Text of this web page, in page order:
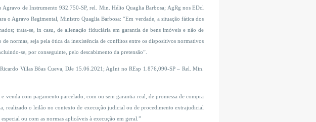
de Instrumento 932.750-SP, rel. Min. Hélio Quaglia Barbosa; AgRg nos EDcl
o Agravo Regimental, Ministro Quaglia Barbosa: “Em verdade, a situação fática dos
trata-se, in casu, de alienação fiduciária em garantia de bens imóveis e não de
normas, seja pela ótica da inexistência de conflitos entre os dispositivos normativos
se, por conseguinte, pelo descabimento da pretensão”.
Villas Bôas Cueva, DJe 15.06.2021; AgInt no REsp 1.876,090-SP – Rel. Min.
com pagamento parcelado, com ou sem garantia real, de promessa de compra
realizado o leilão no contexto de execução judicial ou de procedimento extrajudicial
ou com as normas aplicáveis à execução em geral.”